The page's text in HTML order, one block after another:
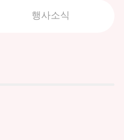
행사소식